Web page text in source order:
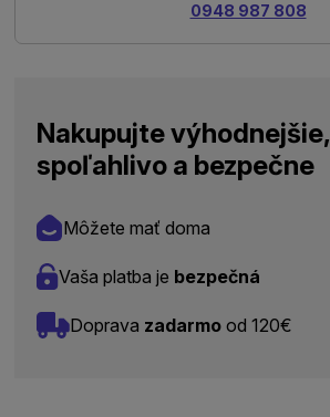
0948 987 808
Nakupujte výhodnejšie,
spoľahlivo a bezpečne
Môžete mať doma
Vaša platba je bezpečná
Doprava zadarmo od 120€